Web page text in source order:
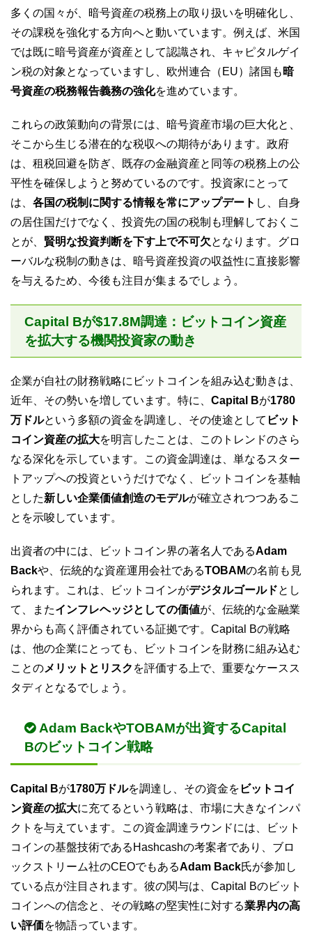
多くの国々が、暗号資産の税務上の取り扱いを明確化し、
その課税を強化する方向へと動いています。例えば、米国
では既に暗号資産が資産として認識され、キャピタルゲイ
ン税の対象となっていますし、欧州連合（EU）諸国も 暗
号資産の税務報告義務の強化を進めています。
これらの政策動向の背景には、暗号資産市場の巨大化と、
そこから生じる潜在的な税収への期待があります。政府
は、租税回避を防ぎ、既存の金融資産と同等の税務上の公
平性を確保しようと努めているのです。投資家にとって
は、 各国の税制に関する情報を常にアップデート し、自身
の居住国だけでなく、投資先の国の税制も理解しておくこ
とが、 賢明な投資判断を下す上で不可欠となります。グロ
ーバルな税制の動きは、暗号資産投資の収益性に直接影響
を与えるため、今後も注目が集まるでしょう。
Capital Bが$17.8M調達：ビットコイン資産
を拡大する機関投資家の動き
企業が自社の財務戦略にビットコインを組み込む動きは、
近年、その勢いを増しています。特に、 Capital Bが1780
万ドルという多額の資金を調達し、その使途として ビット
コイン資産の拡大を明言したことは、このトレンドのさら
なる深化を示しています。この資金調達は、単なるスター
トアップへの投資というだけでなく、ビットコインを基軸
とした新しい企業価値創造のモデルが確立されつつあるこ
とを示唆しています。
出資者の中には、ビットコイン界の著名人であるAdam
Backや、伝統的な資産運用会社であるTOBAMの名前も見
られます。これは、ビットコインがデジタルゴールドとし
て、またインフレヘッジとしての価値が、伝統的な金融業
界からも高く評価されている証拠です。Capital Bの戦略
は、他の企業にとっても、ビットコインを財務に組み込む
ことのメリットとリスク を評価する上で、重要なケースス
タディとなるでしょう。
Adam BackやTOBAMが出資するCapital
Bのビットコイン戦略
Capital Bが1780万ドルを調達し、その資金を ビットコイ
ン資産の拡大に充てるという戦略は、市場に大きなインパ
クトを与えています。この資金調達ラウンドには、ビット
コインの基盤技術であるHashcashの考案者であり、ブロ
ックストリーム社のCEOでもあるAdam Back氏が参加し
ている点が注目されます。彼の関与は、Capital Bのビット
コインへの信念と、その戦略の堅実性に対する業界内の高
い評価を物語っています。